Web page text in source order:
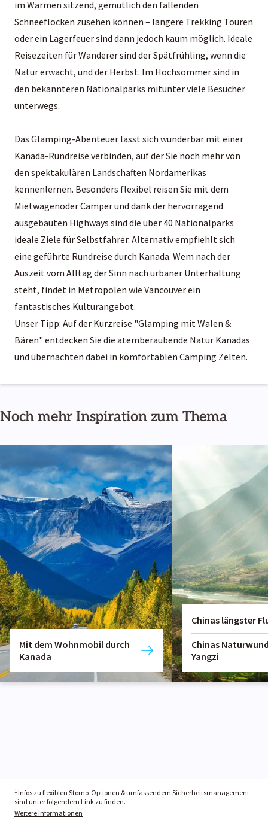
im Warmen sitzend, gemütlich den fallenden
Schneeflocken zusehen können – längere Trekking Touren
oder ein Lagerfeuer sind dann jedoch kaum möglich. Ideale
Reisezeiten für Wanderer sind der Spätfrühling, wenn die
Natur erwacht, und der Herbst. Im Hochsommer sind in
den bekannteren Nationalparks mitunter viele Besucher
unterwegs.
Das Glamping-Abenteuer lässt sich wunderbar mit einer
Kanada-Rundreise verbinden, auf der Sie noch mehr von
den spektakulären Landschaften Nordamerikas
kennenlernen. Besonders flexibel reisen Sie mit dem
Mietwagenoder Camper und dank der hervorragend
ausgebauten Highways sind die über 40 Nationalparks
ideale Ziele für Selbstfahrer. Alternativ empfiehlt sich
eine geführte Rundreise durch Kanada. Wem nach der
Auszeit vom Alltag der Sinn nach urbaner Unterhaltung
steht, findet in Metropolen wie Vancouver ein
fantastisches Kulturangebot.
Unser Tipp: Auf der Kurzreise "Glamping mit Walen &
Bären" entdecken Sie die atemberaubende Natur Kanadas
und übernachten dabei in komfortablen Camping Zelten.
Noch mehr Inspiration zum Thema
Mit dem Wohnmobil durch
Kanada
Chinas längster
Chinas
Yangzi
1 Infos zu flexiblen Storno-Optionen & umfassendem Sicherheitsmanagement
sind unter folgendem Link zu finden.
Weitere Informationen